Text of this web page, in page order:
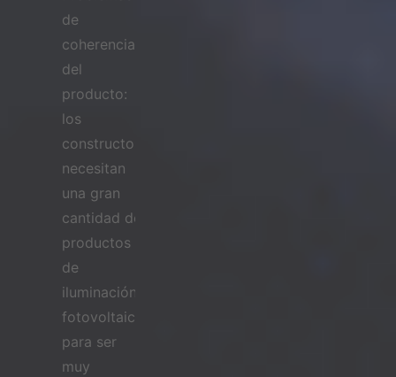
de
coherencia
del
producto:
los
constructores
necesitan
una gran
cantidad de
productos
de
iluminación
fotovoltaica
para ser
muy